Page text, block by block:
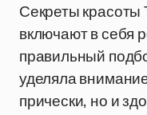
Секреты
включают в себя
правильный
уделяла
прически, но и